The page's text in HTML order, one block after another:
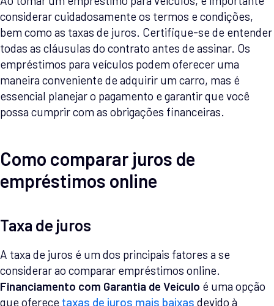
considerar cuidadosamente os termos e condições,
bem como as taxas de juros. Certifique-se de entender
todas as cláusulas do contrato antes de assinar. Os
empréstimos para veículos podem oferecer uma
maneira conveniente de adquirir um carro, mas é
essencial planejar o pagamento e garantir que você
possa cumprir com as obrigações financeiras.
Como comparar juros de
empréstimos online
Taxa de juros
A taxa de juros é um dos principais fatores a se
considerar ao comparar empréstimos online.
Financiamento com Garantia de Veículo é uma opção
que oferece taxas de juros mais baixas devido à